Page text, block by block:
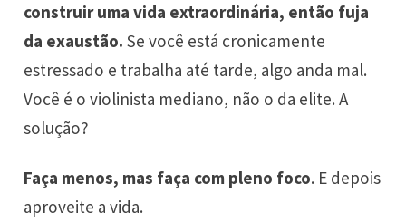
construir uma vida extraordinária, então fuja
da exaustão. Se você está cronicamente
estressado e trabalha até tarde, algo anda mal.
Você é o violinista mediano, não o da elite. A
solução?
Faça menos, mas faça com pleno foco. E depois
aproveite a vida.